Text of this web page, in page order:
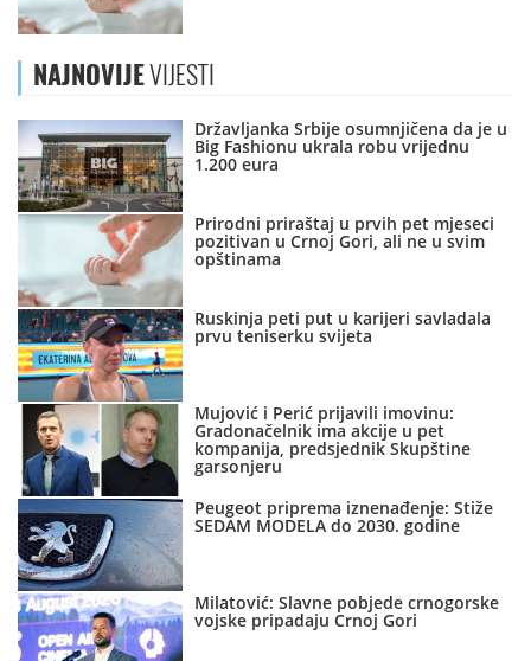
NAJNOVIJEVIJESTI
Državljanka Srbije osumnjičena da je u
Big Fashionu ukrala robu vrijednu
1.200 eura
Prirodni priraštaj u prvih pet mjeseci
pozitivan u Crnoj Gori, ali ne u svim
opštinama
Ruskinja peti put u karijeri savladala
prvu teniserku svijeta
Mujović i Perić prijavili imovinu:
Gradonačelnik ima akcije u pet
kompanija, predsjednik Skupštine
garsonjeru
Peugeot priprema iznenađenje: Stiže
SEDAM MODELA do 2030. godine
Milatović: Slavne pobjede crnogorske
vojske pripadaju Crnoj Gori